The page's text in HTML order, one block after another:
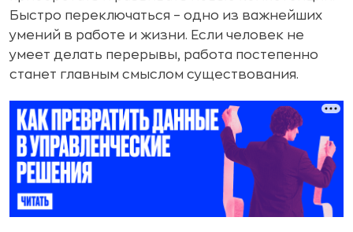
Быстро переключаться – одно из важнейших
умений в работе и жизни. Если человек не
умеет делать перерывы, работа постепенно
станет главным смыслом существования.